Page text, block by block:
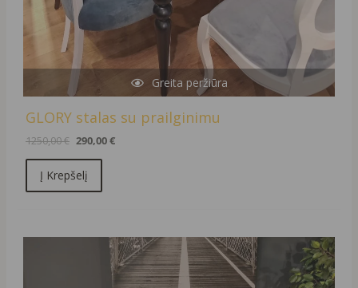
Greita peržiūra
GLORY stalas su prailginimu
1250,00€ 290,00€
Į Krepšelį
Current
price
is:
39,00 €.